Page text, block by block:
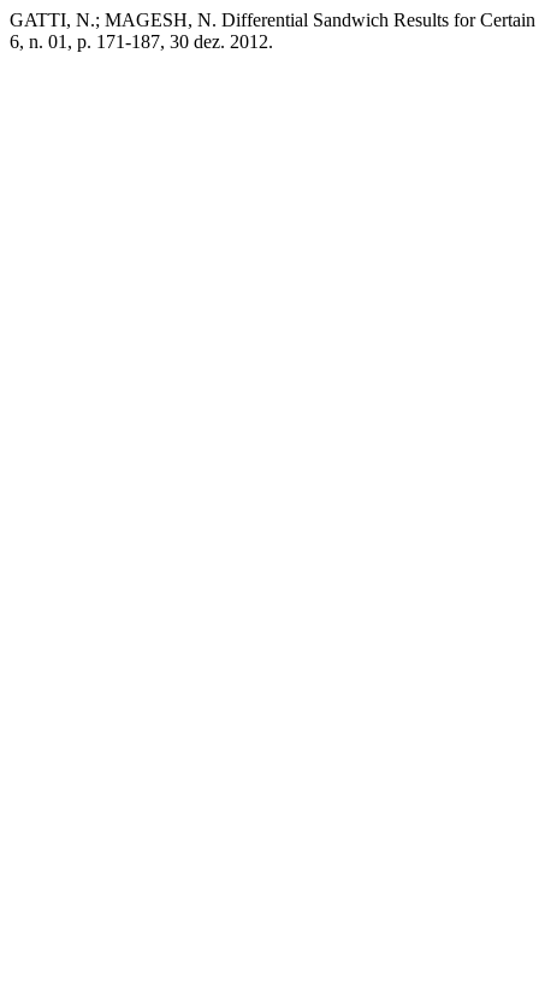
GATTI, N.; MAGESH, N. Differential Sandwich Results for
6, n. 01, p. 171-187, 30 dez. 2012.